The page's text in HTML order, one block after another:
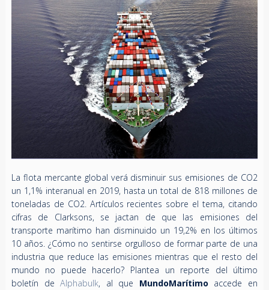
La flota mercante global verá disminuir sus emisiones de CO2
un 1,1% interanual en 2019, hasta un total de 818 millones de
toneladas de CO2. Artículos recientes sobre el tema, citando
cifras de Clarksons, se jactan de que las emisiones del
transporte marítimo han disminuido un 19,2% en los últimos
10 años. ¿Cómo no sentirse orgulloso de formar parte de una
industria que reduce las emisiones mientras que el resto del
mundo no puede hacerlo? Plantea un reporte del último
boletín deAlphabulk, al que MundoMarítimoaccede en